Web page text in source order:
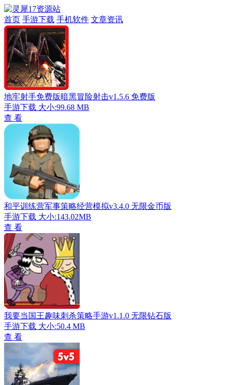
首页 手游下载 手机软件 文章资讯
地牢射手免费版暗黑冒险射击v1.5.6 免费版
手游下载 大小:99.68 MB
查 看
和平训练营军事策略经营模拟v3.4.0 无限金币版
手游下载 大小:143.02MB
查 看
我要当国王趣味刺杀策略手游v1.1.0 无限钻石版
手游下载 大小:50.4 MB
查 看